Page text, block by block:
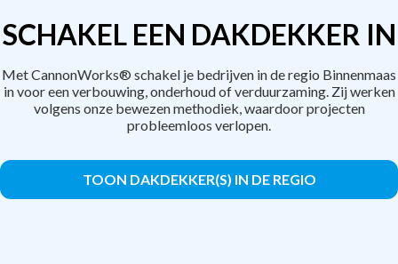
SCHAKEL EEN DAKDEKKER IN
Met CannonWorks® schakel je bedrijven in de regio Binnenmaas
in voor een verbouwing, onderhoud of verduurzaming. Zij werken
volgens onze bewezen methodiek, waardoor projecten
probleemloos verlopen.
TOON DAKDEKKER(S) IN DE REGIO